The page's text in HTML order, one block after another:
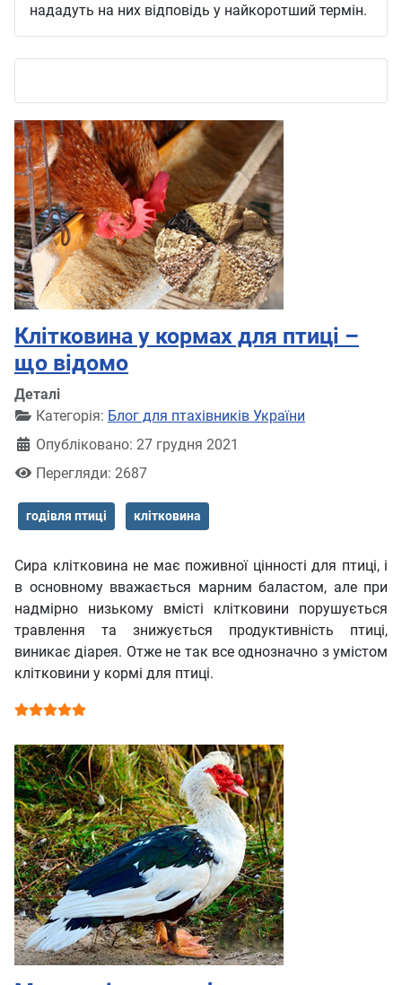
нададуть на них відповідь у найкоротший термін.
Клітковина у кормах для птиці –
що відомо
Деталі
Категорія: Блог для птахівників України
Опубліковано: 27 грудня 2021
Перегляди: 2687
годівля птиці клітковина
Сира клітковина не має поживної цінності для птиці, і
в основному вважається марним баластом, але при
надмірно низькому вмісті клітковини порушується
травлення та знижується продуктивність птиці,
виникає діарея. Отже не так все однозначно з умістом
клітковини у кормі для птиці.
Рейтинг користувача: